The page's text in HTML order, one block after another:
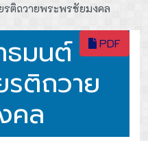
ติถวายพระพรชัยมงคล
PDF
มนต์
รติถวาย
คล